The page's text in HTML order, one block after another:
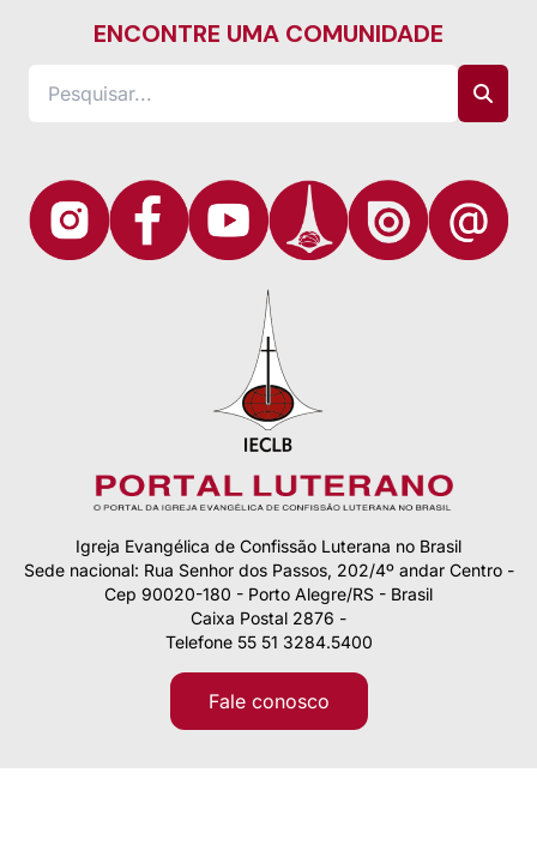
ENCONTRE UMA COMUNIDADE
Igreja Evangélica de Confissão Luterana no Brasil
Sede nacional: Rua Senhor dos Passos, 202/4º andar Centro -
Cep 90020-180 - Porto Alegre/RS - Brasil
Caixa Postal 2876 -
Telefone 55 51 3284.5400
Fale conosco